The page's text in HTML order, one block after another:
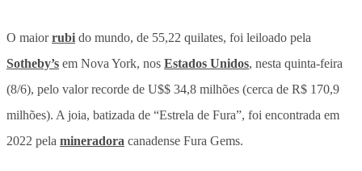
O maiorrubi do mundo, de 55,22 quilates, foi leiloado pela
Sotheby’s em Nova York, nos Estados Unidos, nesta quinta-feira
(8/6), pelo valor recorde de U$$ 34,8 milhões (cerca de R$ 170,9
milhões). A joia, batizada de “Estrela de Fura”, foi encontrada em
2022 pela mineradora canadense Fura Gems.